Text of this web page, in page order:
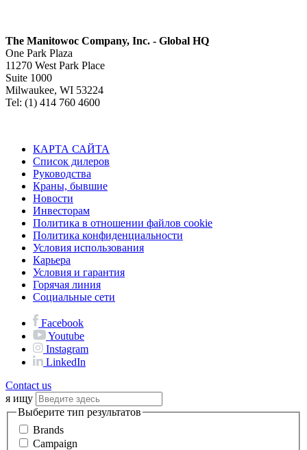
The Manitowoc Company, Inc. - Global HQ
One Park Plaza
11270 West Park Place
Suite 1000
Milwaukee, WI 53224
Tel: (1) 414 760 4600
КАРТА САЙТА
Список дилеров
Руководства
Краны, бывшие
Новости
Инвесторам
Политика в отношении файлов cookie
Политика конфиденциальности
Условия использования
Карьера
Условия и гарантия
Горячая линия
Социальные сети
Facebook
Youtube
Instagram
LinkedIn
Contact us
я ищу
Выберите тип результатов
Brands
Campaign